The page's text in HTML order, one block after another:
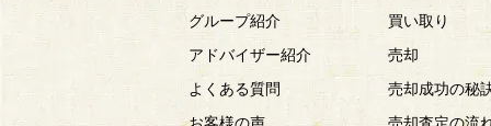
グループ紹介
アドバイザー紹介
よくある質問
買い取り
売却
売却成功の秘